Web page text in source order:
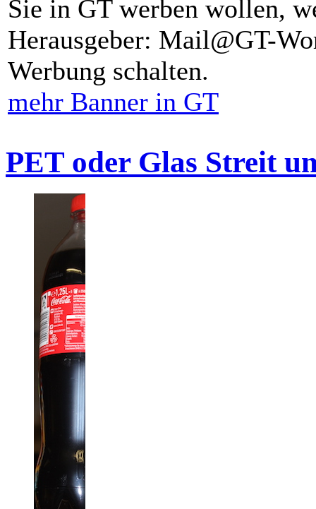
Sie in GT werben wollen,
Herausgeber: Mail@GT-
Werbung schalten.
mehr Banner in GT
PET oder Glas Streit